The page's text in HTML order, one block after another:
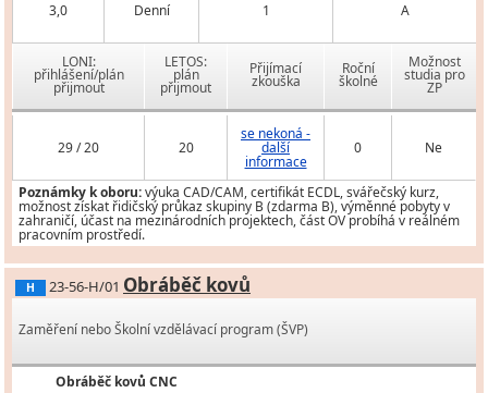
3,0 Denní 1 A
LONI:
přihlášení/plán
přijmout
LETOS:
plán
přijmout
Přijímací
zkouška
Roční
školné
Možnost
studia pro
ZP
29 / 20 20
se nekoná -
další
informace
0 Ne
Poznámky k oboru:výuka CAD/CAM, certifikát ECDL, svářečský kurz,
možnost získat řidičský průkaz skupiny B (zdarma B), výměnné pobyty v
zahraničí, účast na mezinárodních projektech, část OV probíhá v reálném
pracovním prostředí.
H 23-56-H/01 Obráběč kovů
Zaměření nebo Školní vzdělávací program (ŠVP)
Obráběč kovů CNC